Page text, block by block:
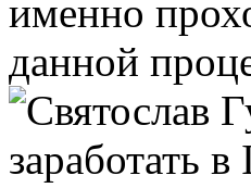
именно
данной